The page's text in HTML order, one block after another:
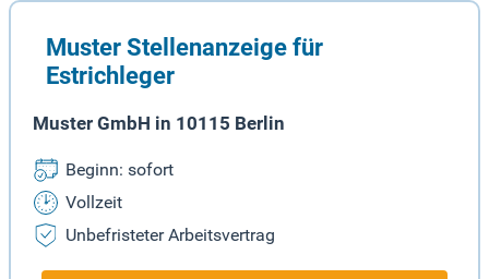
Muster Stellenanzeige für
Estrichleger
Muster GmbH in 10115 Berlin
Beginn: sofort
Vollzeit
Unbefristeter Arbeitsvertrag